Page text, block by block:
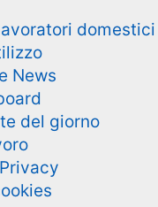
domestici
News
del giorno